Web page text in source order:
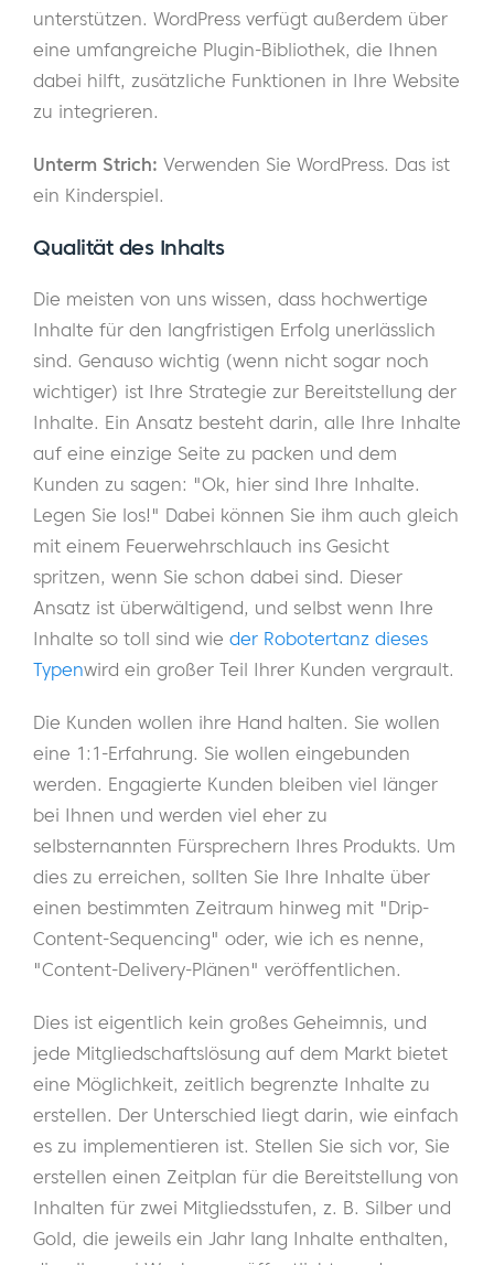
unterstützen. WordPress verfügt außerdem über
eine umfangreiche Plugin-Bibliothek, die Ihnen
dabei hilft, zusätzliche Funktionen in Ihre Website
zu integrieren.
Unterm Strich: Verwenden Sie WordPress. Das ist
ein Kinderspiel.
Qualität des Inhalts
Die meisten von uns wissen, dass hochwertige
Inhalte für den langfristigen Erfolg unerlässlich
sind. Genauso wichtig (wenn nicht sogar noch
wichtiger) ist Ihre Strategie zur Bereitstellung der
Inhalte. Ein Ansatz besteht darin, alle Ihre Inhalte
auf eine einzige Seite zu packen und dem
Kunden zu sagen: "Ok, hier sind Ihre Inhalte.
Legen Sie los!" Dabei können Sie ihm auch gleich
mit einem Feuerwehrschlauch ins Gesicht
spritzen, wenn Sie schon dabei sind. Dieser
Ansatz ist überwältigend, und selbst wenn Ihre
Inhalte so toll sind wie der Robotertanz dieses
Typenwird ein großer Teil Ihrer Kunden vergrault.
Die Kunden wollen ihre Hand halten. Sie wollen
eine 1:1-Erfahrung. Sie wollen eingebunden
werden. Engagierte Kunden bleiben viel länger
bei Ihnen und werden viel eher zu
selbsternannten Fürsprechern Ihres Produkts. Um
dies zu erreichen, sollten Sie Ihre Inhalte über
einen bestimmten Zeitraum hinweg mit "Drip-
Content-Sequencing" oder, wie ich es nenne,
"Content-Delivery-Plänen" veröffentlichen.
Dies ist eigentlich kein großes Geheimnis, und
jede Mitgliedschaftslösung auf dem Markt bietet
eine Möglichkeit, zeitlich begrenzte Inhalte zu
erstellen. Der Unterschied liegt darin, wie einfach
es zu implementieren ist. Stellen Sie sich vor, Sie
erstellen einen Zeitplan für die Bereitstellung von
Inhalten für zwei Mitgliedsstufen, z. B. Silber und
Gold, die jeweils ein Jahr lang Inhalte enthalten,